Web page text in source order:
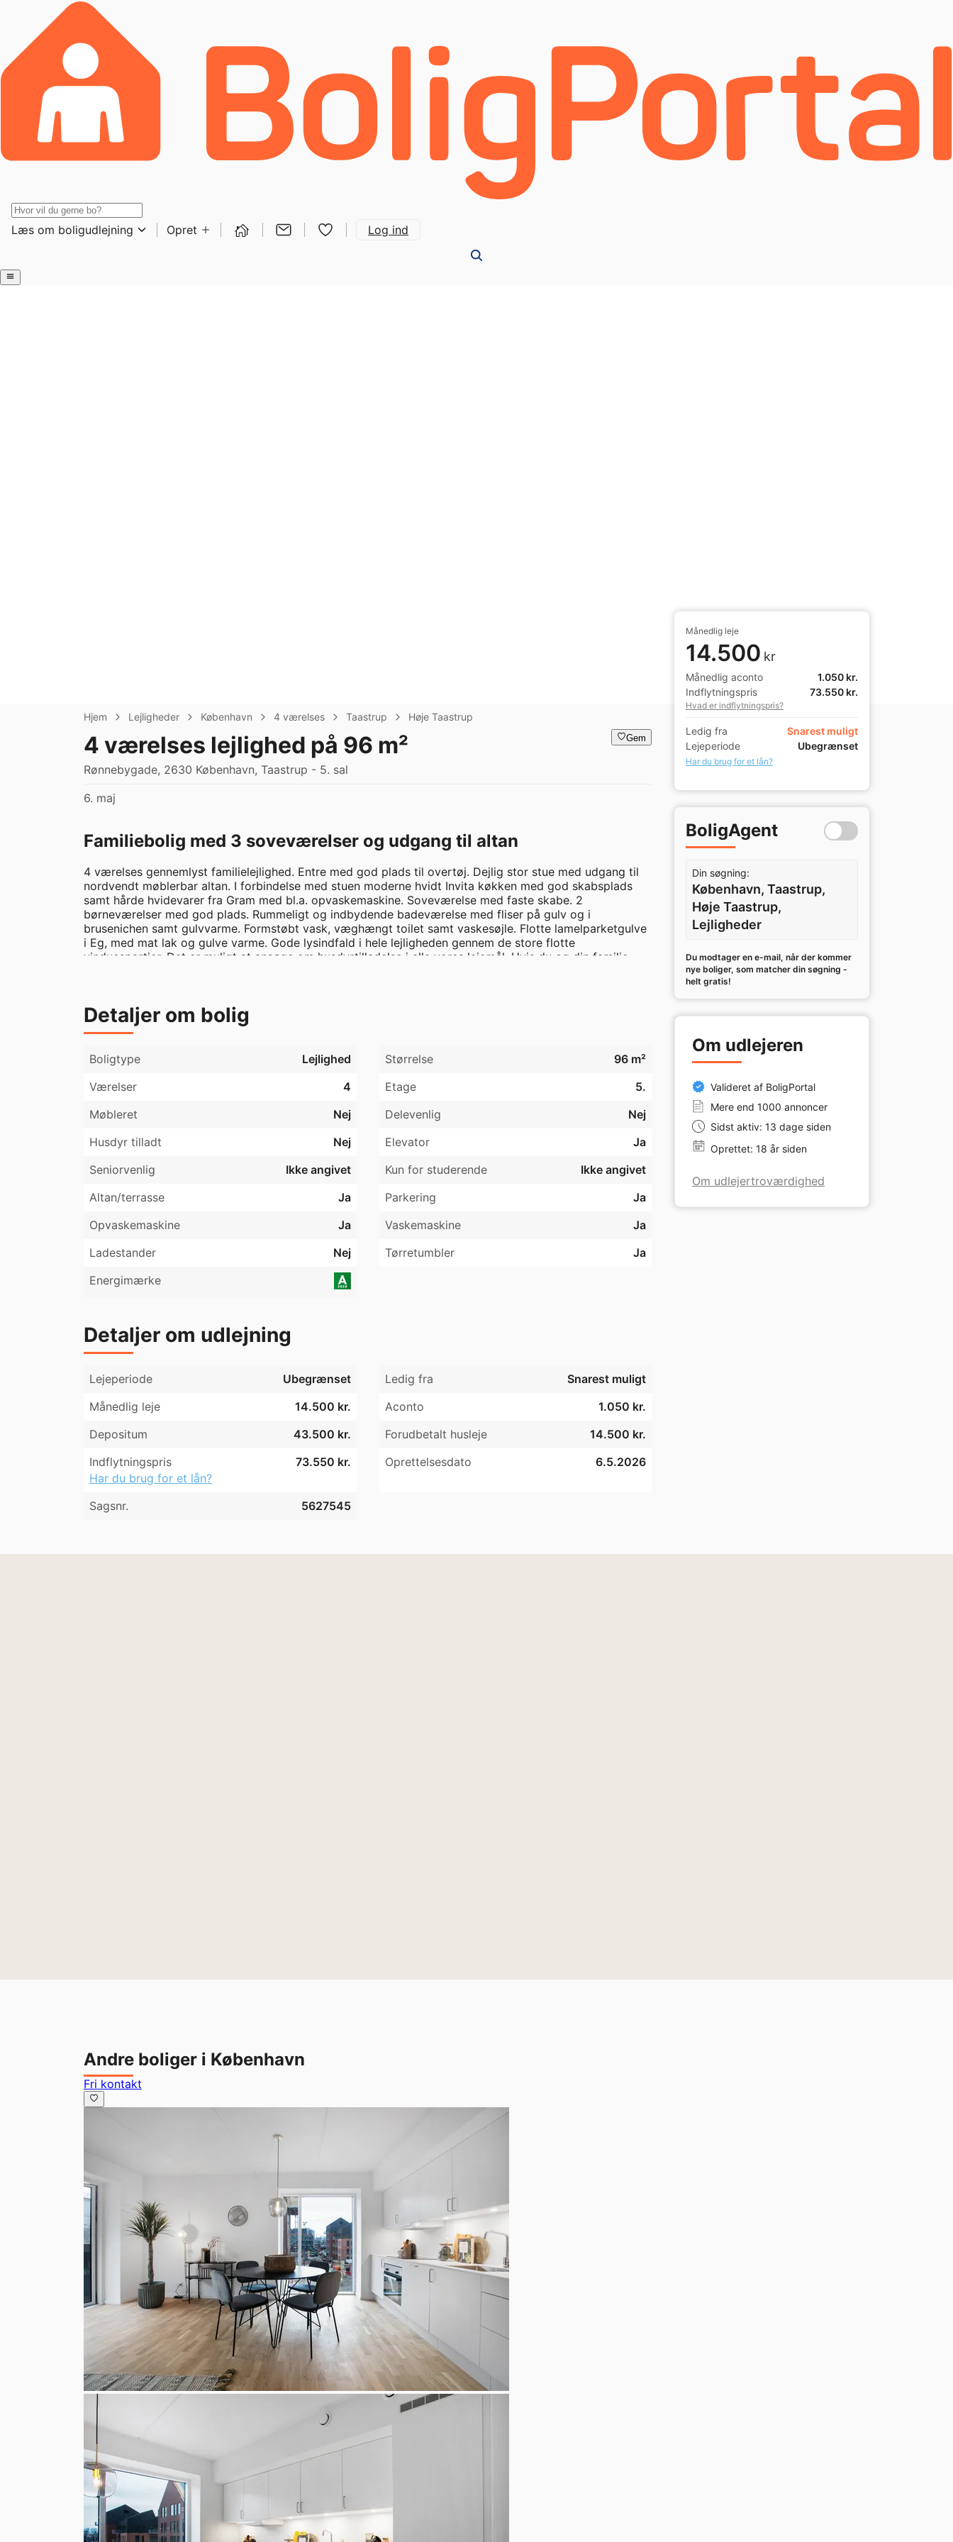
Læs om boligudlejning Opret Log ind
Hjem Lejligheder København 4 værelses Taastrup Høje Taastrup
4 værelses lejlighed på 96 m²
Rønnebygade, 2630 København, Taastrup - 5. sal
Gem
6. maj
Familiebolig med 3 soveværelser og udgang til altan
4 værelses gennemlyst familielejlighed. Entre med god plads til overtøj. Dejlig stor stue med udgang til
nordvendt møblerbar altan. I forbindelse med stuen moderne hvidt Invita køkken med god skabsplads
samt hårde hvidevarer fra Gram med bl.a. opvaskemaskine. Soveværelse med faste skabe. 2
børneværelser med god plads. Rummeligt og indbydende badeværelse med fliser på gulv og i
brusenichen samt gulvvarme. Formstøbt vask, væghængt toilet samt vaskesøjle. Flotte lamelparketgulve
i Eg, med mat lak og gulve varme. Gode lysindfald i hele lejligheden gennem de store flotte
vinduespartier. Det er muligt at ansøge om husdyrtilladelse i alle vores lejemål. Hvis du og din familie
plantegningen.
Detaljer om bolig
Boligtype Lejlighed Størrelse
96 m²
Værelser
4 Etage
5.
Møbleret
Nej Delevenlig
Nej
Husdyr tilladt
Nej Elevator
Ja
Seniorvenlig
Ikke angivet Kun for studerende
Ikke angivet
Altan/terrasse
Ja Parkering
Ja
Opvaskemaskine
Ja Vaskemaskine
Ja
Ladestander
Nej Tørretumbler
Ja
Energimærke
Detaljer om udlejning
Lejeperiode Ubegrænset Ledig fra
Snarest muligt
Månedlig leje
14.500 kr. Aconto
1.050 kr.
Depositum
43.500 kr. Forudbetalt husleje
14.500 kr.
Indflytningspris
73.550 kr.
Har du brug for et lån?
Oprettelsesdato 6.5.2026
Sagsnr. 5627545
Månedlig leje
14.500 kr
Månedlig aconto
1.050 kr.
Indflytningspris
73.550 kr.
Hvad er indflytningspris?
Ledig fra
Snarest muligt
Lejeperiode
Ubegrænset
Har du brug for et lån?
BoligAgent
Din søgning:
København, Taastrup,
Høje Taastrup,
Lejligheder
Du modtager en e-mail, når der kommer
nye boliger, som matcher din søgning -
helt gratis!
Om udlejeren
Valideret af BoligPortal
Mere end 1000 annoncer
Sidst aktiv: 13 dage siden
Oprettet: 18 år siden
Om udlejertroværdighed
Andre boliger i København
Fri kontakt